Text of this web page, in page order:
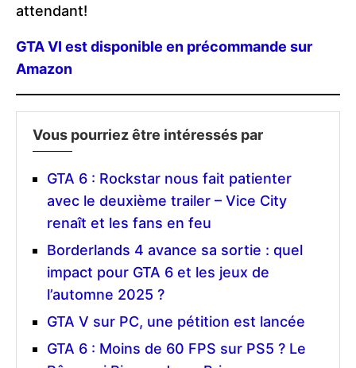
attendant!
GTA VI est disponible en précommande sur
Amazon
Vous pourriez être intéressés par
GTA 6 : Rockstar nous fait patienter
avec le deuxième trailer – Vice City
renaît et les fans en feu
Borderlands 4 avance sa sortie : quel
impact pour GTA 6 et les jeux de
l’automne 2025 ?
GTA V sur PC, une pétition est lancée
GTA 6 : Moins de 60 FPS sur PS5 ? Le